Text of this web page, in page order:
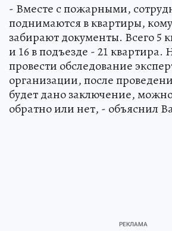
- Вместе с пожарными,
поднимаются в квартиры,
забирают документы. Всего 5
и 16 в подъезде - 21 квартира.
провести обследование
организации, после
будет дано заключение, можно
обратно или нет, - объяснил